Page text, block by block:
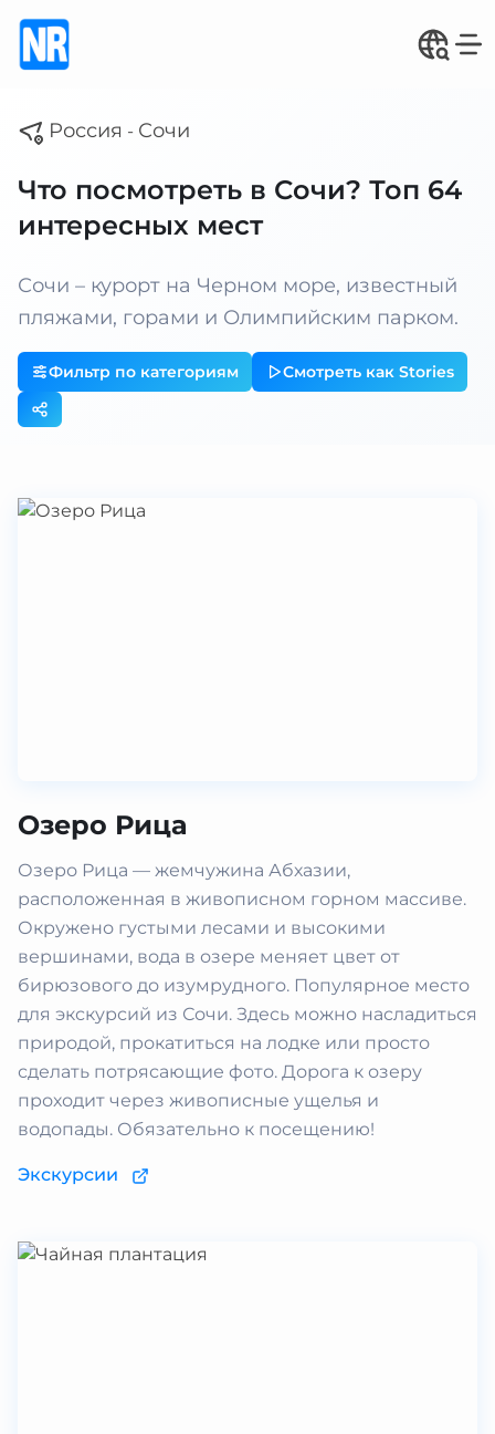
Россия - Сочи
Что посмотреть в Сочи? Топ 64
интересных мест
Сочи – курорт на Черном море, известный
пляжами, горами и Олимпийским парком.
Фильтр по категориям Смотреть как Stories
Озеро Рица
Озеро Рица — жемчужина Абхазии,
расположенная в живописном горном массиве.
Окружено густыми лесами и высокими
вершинами, вода в озере меняет цвет от
бирюзового до изумрудного. Популярное место
для экскурсий из Сочи. Здесь можно насладиться
природой, прокатиться на лодке или просто
сделать потрясающие фото. Дорога к озеру
проходит через живописные ущелья и
водопады. Обязательно к посещению!
Экскурсии